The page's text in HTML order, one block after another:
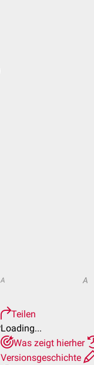
A A
Teilen
Loading...
Was zeigt hierher
Versionsgeschichte